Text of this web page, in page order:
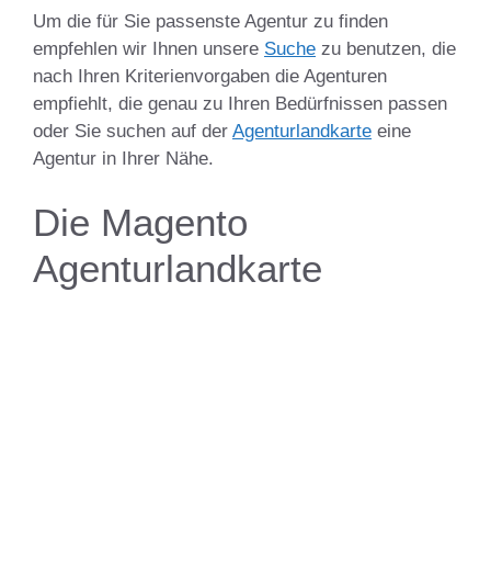
Um die für Sie passenste Agentur zu finden
empfehlen wir Ihnen unsere Suche zu benutzen, die
nach Ihren Kriterienvorgaben die Agenturen
empfiehlt, die genau zu Ihren Bedürfnissen passen
oder Sie suchen auf der Agenturlandkarte eine
Agentur in Ihrer Nähe.
Die Magento
Agenturlandkarte